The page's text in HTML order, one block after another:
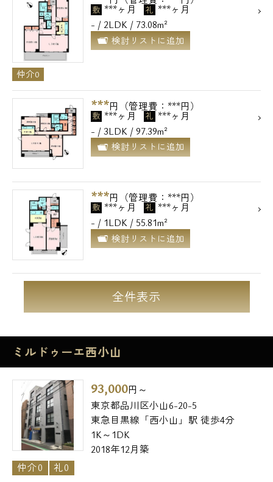
敷 ***ヶ月 礼 ***ヶ月
- / 2LDK / 73.08m²
検討リストに追加
仲介0
***円（管理費：***円）
敷 ***ヶ月 礼 ***ヶ月
- / 3LDK / 97.39m²
検討リストに追加
***円（管理費：***円）
敷 ***ヶ月 礼 ***ヶ月
- / 1LDK / 55.81m²
検討リストに追加
全件表示
ミルドゥーエ西小山
93,000円～
東京都品川区小山6-20-5
東急目黒線「西小山」駅 徒歩4分
1K～1DK
2018年12月築
仲介0
礼0